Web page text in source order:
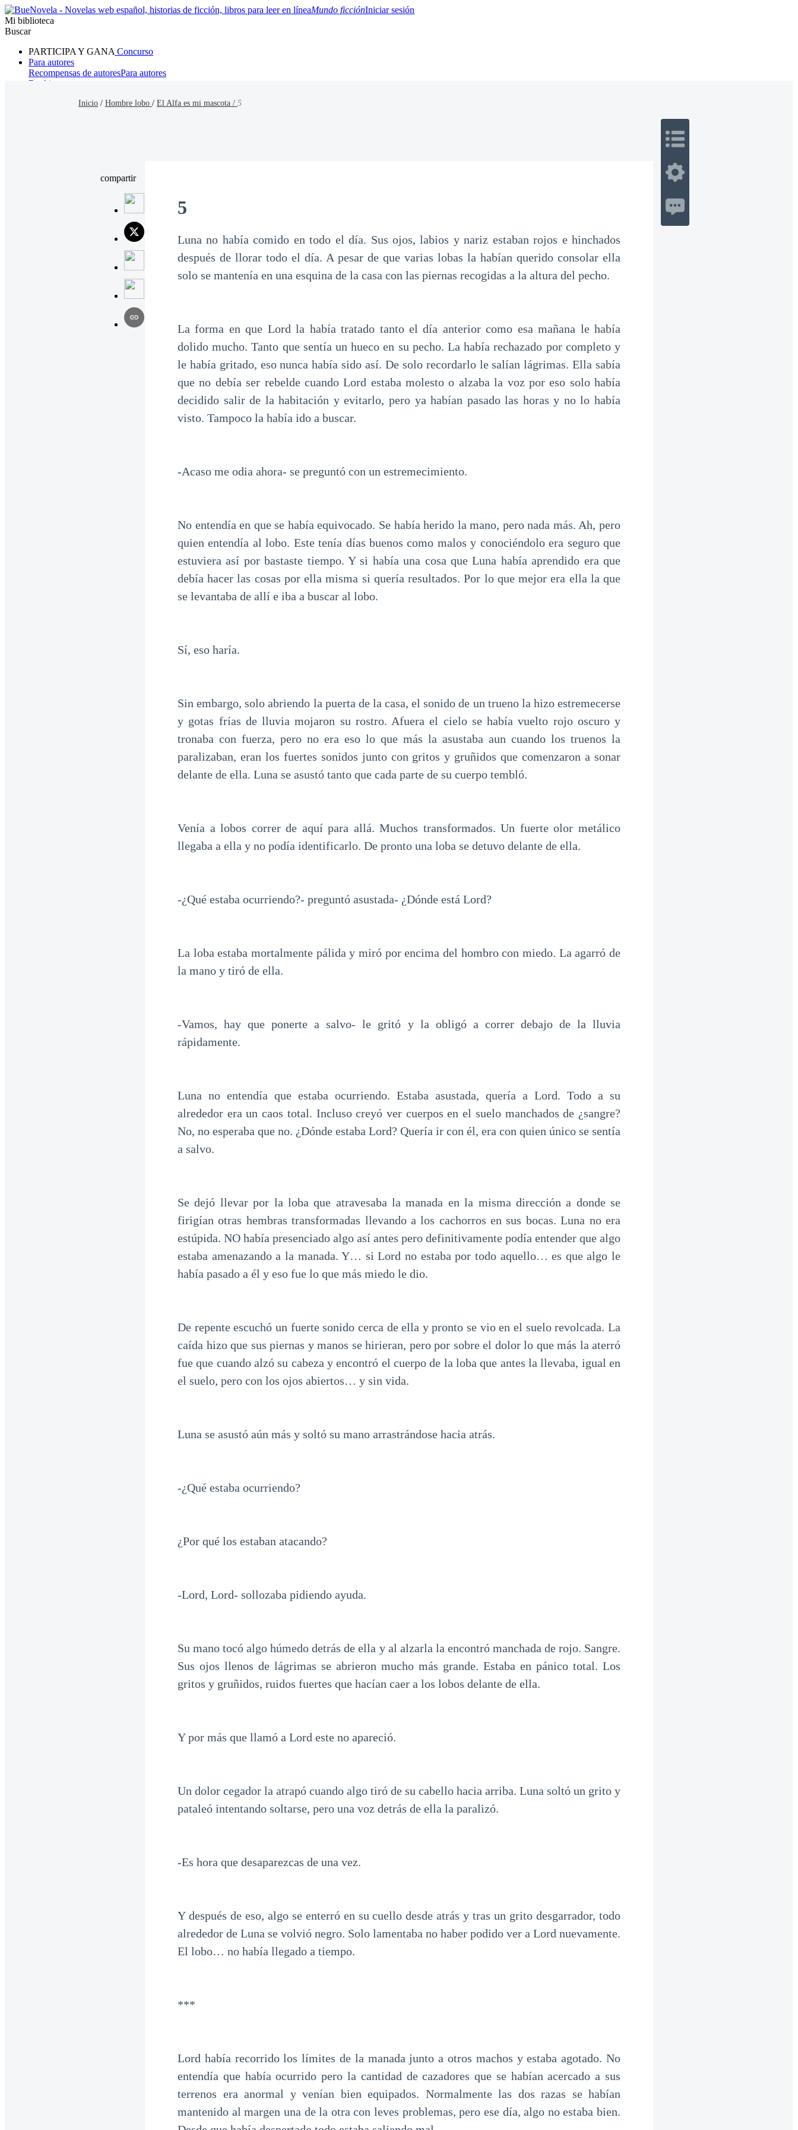
Mundo ficciónIniciar sesión
Mi biblioteca
Buscar
PARTICIPA Y GANA Concurso
Para autores
Recompensas de autoresPara autores
Ranking
Inicio / Hombre lobo / El Alfa es mi mascota / 5
compartir
5
Luna no había comido en todo el día. Sus ojos, labios y nariz estaban rojos e hinchados
después de llorar todo el día. A pesar de que varias lobas la habían querido consolar ella
solo se mantenía en una esquina de la casa con las piernas recogidas a la altura del pecho.
La forma en que Lord la había tratado tanto el día anterior como esa mañana le había
dolido mucho. Tanto que sentía un hueco en su pecho. La había rechazado por completo y
le había gritado, eso nunca había sido así. De solo recordarlo le salían lágrimas. Ella sabía
que no debía ser rebelde cuando Lord estaba molesto o alzaba la voz por eso solo había
decidido salir de la habitación y evitarlo, pero ya habían pasado las horas y no lo había
visto. Tampoco la había ido a buscar.
-Acaso me odia ahora- se preguntó con un estremecimiento.
No entendía en que se había equivocado. Se había herido la mano, pero nada más. Ah, pero
quien entendía al lobo. Este tenía días buenos como malos y conociéndolo era seguro que
estuviera así por bastaste tiempo. Y si había una cosa que Luna había aprendido era que
debía hacer las cosas por ella misma si quería resultados. Por lo que mejor era ella la que
se levantaba de allí e iba a buscar al lobo.
Sí, eso haría.
Sin embargo, solo abriendo la puerta de la casa, el sonido de un trueno la hizo estremecerse
y gotas frías de lluvia mojaron su rostro. Afuera el cielo se había vuelto rojo oscuro y
tronaba con fuerza, pero no era eso lo que más la asustaba aun cuando los truenos la
paralizaban, eran los fuertes sonidos junto con gritos y gruñidos que comenzaron a sonar
delante de ella. Luna se asustó tanto que cada parte de su cuerpo tembló.
Venía a lobos correr de aquí para allá. Muchos transformados. Un fuerte olor metálico
llegaba a ella y no podía identificarlo. De pronto una loba se detuvo delante de ella.
-¿Qué estaba ocurriendo?- preguntó asustada- ¿Dónde está Lord?
La loba estaba mortalmente pálida y miró por encima del hombro con miedo. La agarró de
la mano y tiró de ella.
-Vamos, hay que ponerte a salvo- le gritó y la obligó a correr debajo de la lluvia
rápidamente.
Luna no entendía que estaba ocurriendo. Estaba asustada, quería a Lord. Todo a su
alrededor era un caos total. Incluso creyó ver cuerpos en el suelo manchados de ¿sangre?
No, no esperaba que no. ¿Dónde estaba Lord? Quería ir con él, era con quien único se sentía
a salvo.
Se dejó llevar por la loba que atravesaba la manada en la misma dirección a donde se
firigían otras hembras transformadas llevando a los cachorros en sus bocas. Luna no era
estúpida. NO había presenciado algo así antes pero definitivamente podía entender que algo
estaba amenazando a la manada. Y… si Lord no estaba por todo aquello… es que algo le
había pasado a él y eso fue lo que más miedo le dio.
De repente escuchó un fuerte sonido cerca de ella y pronto se vio en el suelo revolcada. La
caída hizo que sus piernas y manos se hirieran, pero por sobre el dolor lo que más la aterró
fue que cuando alzó su cabeza y encontró el cuerpo de la loba que antes la llevaba, igual en
el suelo, pero con los ojos abiertos… y sin vida.
Luna se asustó aún más y soltó su mano arrastrándose hacia atrás.
-¿Qué estaba ocurriendo?
¿Por qué los estaban atacando?
-Lord, Lord- sollozaba pidiendo ayuda.
Su mano tocó algo húmedo detrás de ella y al alzarla la encontró manchada de rojo. Sangre.
Sus ojos llenos de lágrimas se abrieron mucho más grande. Estaba en pánico total. Los
gritos y gruñidos, ruidos fuertes que hacían caer a los lobos delante de ella.
Y por más que llamó a Lord este no apareció.
Un dolor cegador la atrapó cuando algo tiró de su cabello hacia arriba. Luna soltó un grito y
pataleó intentando soltarse, pero una voz detrás de ella la paralizó.
-Es hora que desaparezcas de una vez.
Y después de eso, algo se enterró en su cuello desde atrás y tras un grito desgarrador, todo
alrededor de Luna se volvió negro. Solo lamentaba no haber podido ver a Lord nuevamente.
El lobo… no había llegado a tiempo.
***
Lord había recorrido los límites de la manada junto a otros machos y estaba agotado. No
entendía que había ocurrido pero la cantidad de cazadores que se habían acercado a sus
terrenos era anormal y venían bien equipados. Normalmente las dos razas se habían
mantenido al margen una de la otra con leves problemas, pero ese día, algo no estaba bien.